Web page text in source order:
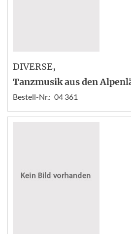
DIVERSE,
Tanzmusik aus den
Bestell-Nr.: 04 361